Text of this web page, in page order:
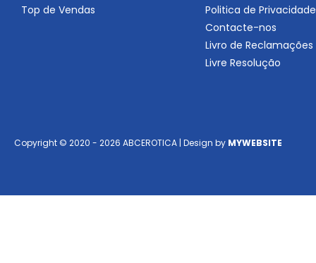
Top de Vendas
Politica de Privacidade
Contacte-nos
Livro de Reclamações
Livre Resolução
Copyright © 2020 - 2026 ABCEROTICA | Design by MYWEBSITE